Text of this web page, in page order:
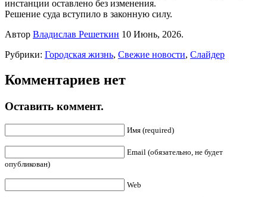
инстанции оставлено без изменения.
Решение суда вступило в законную силу.
Автор Владислав Решеткин 10 Июнь, 2026.
Рубрики: Городская жизнь, Свежие новости, Слайдер
Комментариев нет
Оставить коммент.
Имя (required)
Email (обязательно, не будет
опубликован)
Web